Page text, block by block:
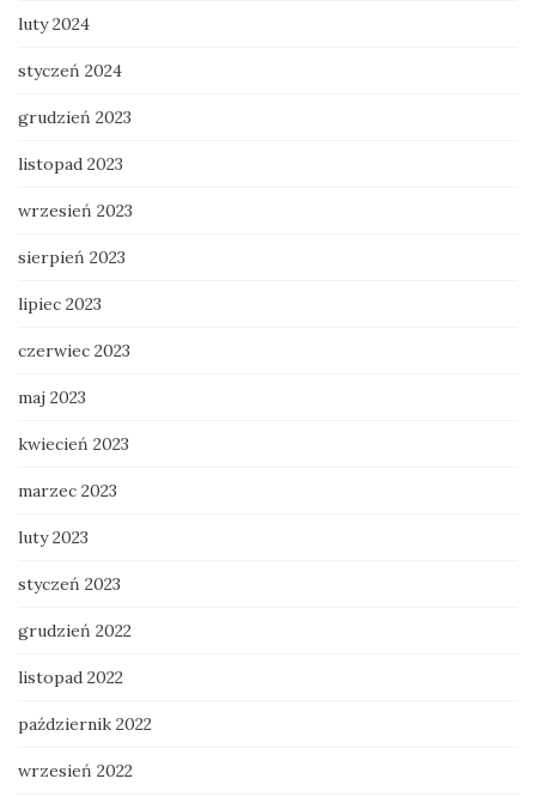
luty 2024
styczeń 2024
grudzień 2023
listopad 2023
wrzesień 2023
sierpień 2023
lipiec 2023
czerwiec 2023
maj 2023
kwiecień 2023
marzec 2023
luty 2023
styczeń 2023
grudzień 2022
listopad 2022
październik 2022
wrzesień 2022